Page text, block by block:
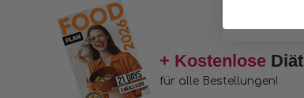
+ Kostenlose Diät
für alle Bestellungen!